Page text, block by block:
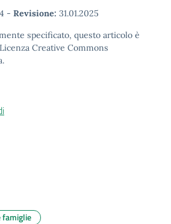
- Revisione: 31.01.2025
specificato, questo articolo è
Creative Commons
famiglie